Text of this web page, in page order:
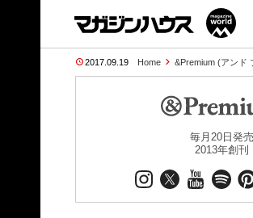
2017.09.19 Home &Premium (アンド
毎月20日発売
2013年創刊